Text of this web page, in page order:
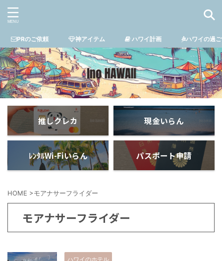
PRのご依頼 神アイテム ハワイ計画 ハワイの過
推しクレカ 現金いらん
ﾚﾝﾀﾙWi-Fiいらん パスポート申請
HOME >モアナサーフライダー
モアナサーフライダー
ハワイのホテル